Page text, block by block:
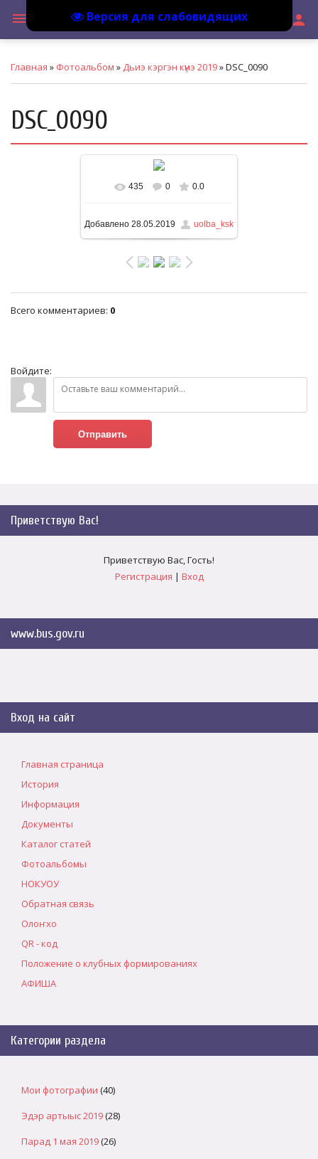
Версия для слабовидящих
menu person
Главная » Фотоальбом » Дьиэ кэргэн күнэ 2019» DSC_0090
DSC_0090
В реальном размере
1600x1066/ 329.3Kb
435 0 0.0
Добавлено 28.05.2019 uolba_ksk
Всего комментариев: 0
Войдите:
Отправить
Приветствую Вас!
Приветствую Вас,Гость!
Регистрация | Вход
www.bus.gov.ru
Вход на сайт
Главная страница
История
Информация
Документы
Каталог статей
Фотоальбомы
НОКУОУ
Обратная связь
Олоҥхо
QR - код
Положение о клубных формированиях
АФИША
Категории раздела
Мои фотографии (40)
Эдэр артыыс 2019(28)
Парад 1 мая 2019(26)